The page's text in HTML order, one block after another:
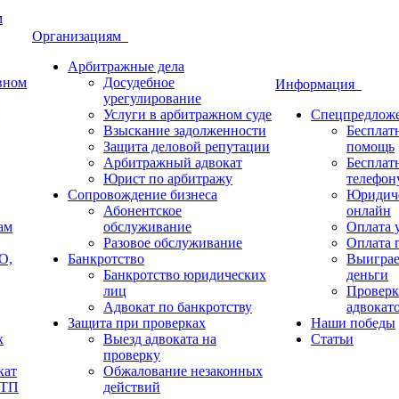
Организациям
Арбитражные дела
Досудебное
урегулирование
Услуги в арбитражном суде
Взыскание задолженности
Защита деловой репутации
Арбитражный адвокат
Юрист по арбитражу
Сопровождение бизнеса
Абонентское
обслуживание
Разовое обслуживание
Банкротство
Банкротство юридических
лиц
Адвокат по банкротству
Защита при проверках
Выезд адвоката на
проверку
Обжалование незаконных
действий
Информация
помощь
онлайн
Оплата
Оплата
деньги
Наши победы
Статьи